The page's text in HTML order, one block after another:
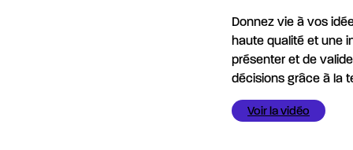
Donnez vie à vos
haute qualité et une
présenter et de
décisions grâce à la
Voir la vidéo